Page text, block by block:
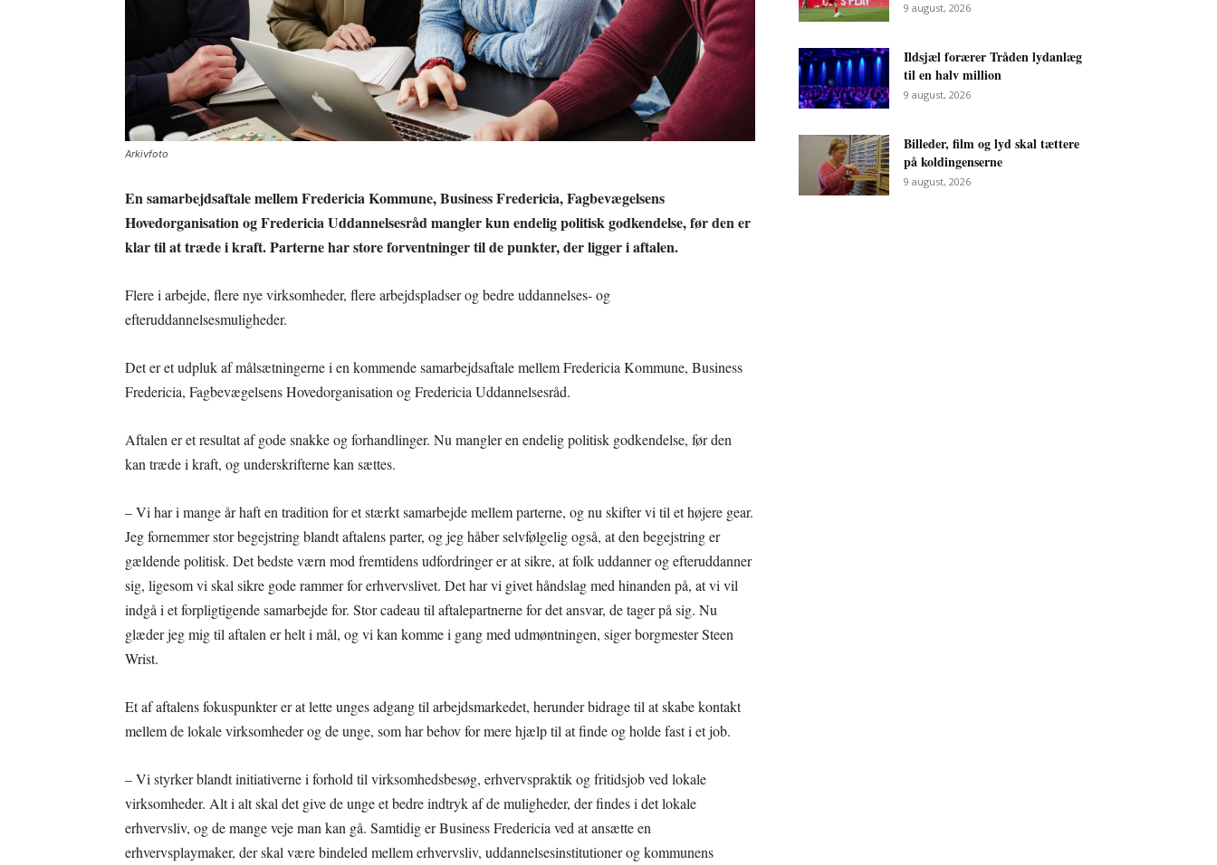
Arkivfoto
En samarbejdsaftale mellem Fredericia Kommune, Business Fredericia, Fagbevægelsens
Hovedorganisation og Fredericia Uddannelsesråd mangler kun endelig politisk godkendelse, før den er
klar til at træde i kraft. Parterne har store forventninger til de punkter, der ligger i aftalen.
Flere i arbejde, flere nye virksomheder, flere arbejdspladser og bedre uddannelses- og
efteruddannelsesmuligheder.
Det er et udpluk af målsætningerne i en kommende samarbejdsaftale mellem Fredericia Kommune, Business
Fredericia, Fagbevægelsens Hovedorganisation og Fredericia Uddannelsesråd.
Aftalen er et resultat af gode snakke og forhandlinger. Nu mangler en endelig politisk godkendelse, før den
kan træde i kraft, og underskrifterne kan sættes.
– Vi har i mange år haft en tradition for et stærkt samarbejde mellem parterne, og nu skifter vi til et højere gear.
Jeg fornemmer stor begejstring blandt aftalens parter, og jeg håber selvfølgelig også, at den begejstring er
gældende politisk. Det bedste værn mod fremtidens udfordringer er at sikre, at folk uddanner og efteruddanner
sig, ligesom vi skal sikre gode rammer for erhvervslivet. Det har vi givet håndslag med hinanden på, at vi vil
indgå i et forpligtigende samarbejde for. Stor cadeau til aftalepartnerne for det ansvar, de tager på sig. Nu
glæder jeg mig til aftalen er helt i mål, og vi kan komme i gang med udmøntningen, siger borgmester Steen
Wrist.
Et af aftalens fokuspunkter er at lette unges adgang til arbejdsmarkedet, herunder bidrage til at skabe kontakt
mellem de lokale virksomheder og de unge, som har behov for mere hjælp til at finde og holde fast i et job.
– Vi styrker blandt initiativerne i forhold til virksomhedsbesøg, erhvervspraktik og fritidsjob ved lokale
virksomheder. Alt i alt skal det give de unge et bedre indtryk af de muligheder, der findes i det lokale
erhvervsliv, og de mange veje man kan gå. Samtidig er Business Fredericia ved at ansætte en
erhvervsplaymaker, der skal være bindeled mellem erhvervsliv, uddannelsesinstitutioner og kommunens
9 august, 2026
Ildsjæl forærer Tråden lydanlæg
til en halv million
9 august, 2026
Billeder, film og lyd skal tættere
på koldingenserne
9 august, 2026